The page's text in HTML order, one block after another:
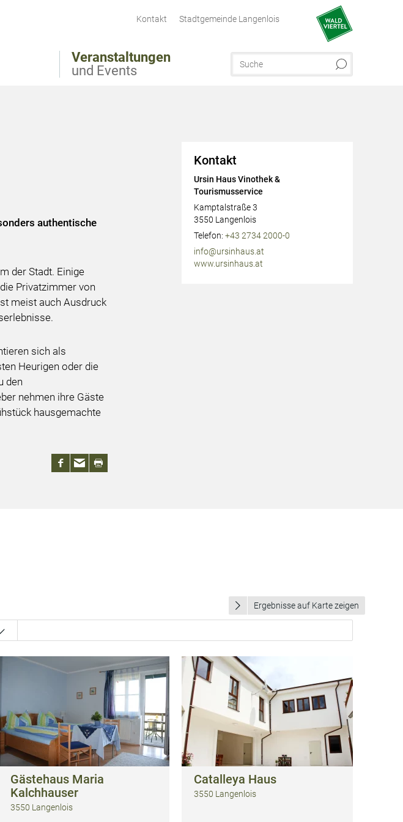
Veranstaltungen
und Events
Kontakt Stadtgemeinde Langenlois
authentische
der Stadt. Einige
Privatzimmer von
meist auch Ausdruck
sich als
Heurigen oder die
den
nehmen ihre Gäste
hausgemachte
Kontakt
Ursin Haus Vinothek &
Tourismusservice
Kamptalstraße 3
3550 Langenlois
AT
Telefon: +43 2734 2000-0
info@ursinhaus.at
www.ursinhaus.at
Ergebnisse auf Karte zeigen
Gästehaus Maria
Kalchhauser
3550 Langenlois
Catalleya Haus
3550 Langenlois